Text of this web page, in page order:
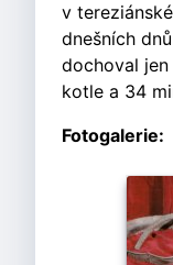
v
dnešních
dochoval
kotle a 34
Fotogalerie: